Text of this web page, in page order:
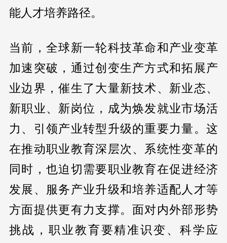
能人才培养路径。
当前，全球新一轮科技革命和产业变革
加速突破，通过创变生产方式和拓展产
业边界，催生了大量新技术、新业态、
新职业、新岗位，成为焕发就业市场活
力、引领产业转型升级的重要力量。这
在推动职业教育深层次、系统性变革的
同时，也迫切需要职业教育在促进经济
发展、服务产业升级和培养适配人才等
方面提供更有力支撑。面对内外部形势
挑战，职业教育要精准识变、科学应